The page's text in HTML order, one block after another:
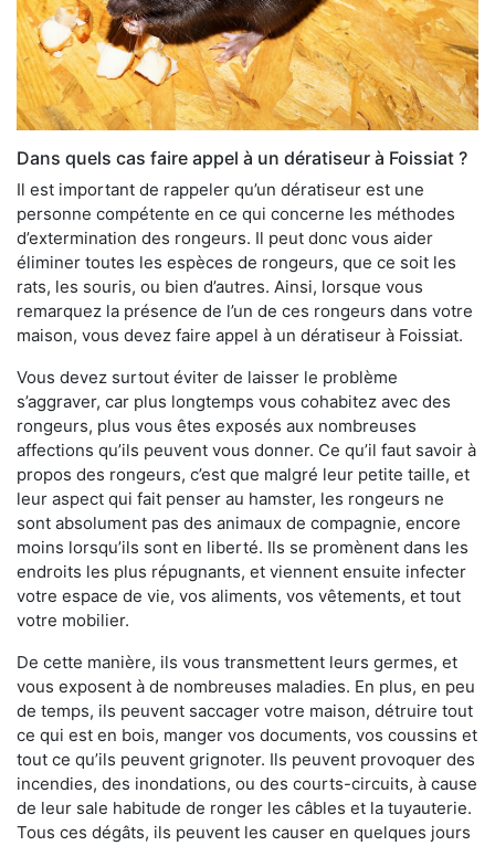
Dans quels cas faire appel à un dératiseur à Foissiat ?
Il est important de rappeler qu’un dératiseur est une
personne compétente en ce qui concerne les méthodes
d’extermination des rongeurs. Il peut donc vous aider
éliminer toutes les espèces de rongeurs, que ce soit les
rats, les souris, ou bien d’autres. Ainsi, lorsque vous
remarquez la présence de l’un de ces rongeurs dans votre
maison, vous devez faire appel à un dératiseur à Foissiat.
Vous devez surtout éviter de laisser le problème
s’aggraver, car plus longtemps vous cohabitez avec des
rongeurs, plus vous êtes exposés aux nombreuses
affections qu’ils peuvent vous donner. Ce qu’il faut savoir à
propos des rongeurs, c’est que malgré leur petite taille, et
leur aspect qui fait penser au hamster, les rongeurs ne
sont absolument pas des animaux de compagnie, encore
moins lorsqu’ils sont en liberté. Ils se promènent dans les
endroits les plus répugnants, et viennent ensuite infecter
votre espace de vie, vos aliments, vos vêtements, et tout
votre mobilier.
De cette manière, ils vous transmettent leurs germes, et
vous exposent à de nombreuses maladies. En plus, en peu
de temps, ils peuvent saccager votre maison, détruire tout
ce qui est en bois, manger vos documents, vos coussins et
tout ce qu’ils peuvent grignoter. Ils peuvent provoquer des
incendies, des inondations, ou des courts-circuits, à cause
de leur sale habitude de ronger les câbles et la tuyauterie.
Tous ces dégâts, ils peuvent les causer en quelques jours